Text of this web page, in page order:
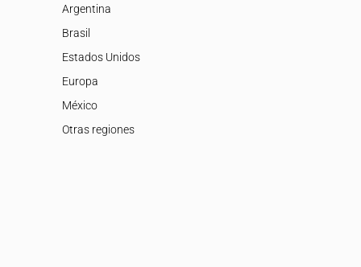
Argentina
Brasil
Estados Unidos
Europa
México
Otras regiones